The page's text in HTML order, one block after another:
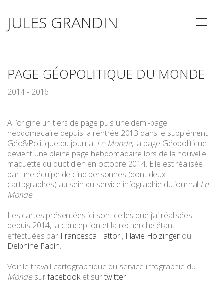
JULES GRANDIN
PAGE GÉOPOLITIQUE DU MONDE
2014 - 2016
A l’origine un tiers de page puis une demi-page
hebdomadaire depuis la rentrée 2013 dans le supplément
Géo&Politique du journal Le Monde, la page Géopolitique
devient une pleine page hebdomadaire lors de la nouvelle
maquette du quotidien en octobre 2014. Elle est réalisée
par une équipe de cinq personnes (dont deux
cartographes) au sein du service infographie du journal Le
Monde.
Les cartes présentées ici sont celles que j’ai réalisées
depuis 2014, la conception et la recherche étant
effectuées par Francesca Fattori, Flavie Holzinger ou
Delphine Papin.
Voir le travail cartographique du service infographie du
Mondesurfacebooket surtwitter.